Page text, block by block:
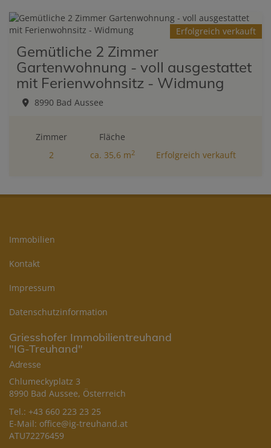
Erfolgreich verkauft
Gemütliche 2 Zimmer
Gartenwohnung - voll ausgestattet
mit Ferienwohnsitz - Widmung
8990 Bad Aussee
Zimmer
2
Fläche
ca. 35,6 m2 Erfolgreich verkauft
Immobilien
Kontakt
Impressum
Datenschutzinformation
Griesshofer Immobilientreuhand
"IG-Treuhand"
Adresse
Chlumeckyplatz 3
8990 Bad Aussee, Österreich
Tel.: +43 660 223 23 25
E-Mail: office@ig-treuhand.at
ATU72276459